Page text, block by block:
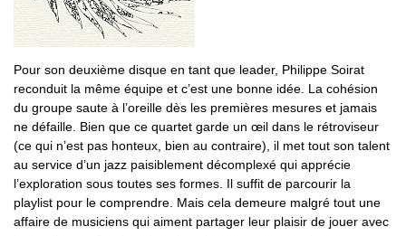
Pour son deuxième disque en tant que leader, Philippe Soirat
reconduit la même équipe et c’est une bonne idée. La cohésion
du groupe saute à l’oreille dès les premières mesures et jamais
ne défaille. Bien que ce quartet garde un œil dans le rétroviseur
(ce qui n’est pas honteux, bien au contraire), il met tout son talent
au service d’un jazz paisiblement décomplexé qui apprécie
l’exploration sous toutes ses formes. Il suffit de parcourir la
playlist pour le comprendre. Mais cela demeure malgré tout une
affaire de musiciens qui aiment partager leur plaisir de jouer avec